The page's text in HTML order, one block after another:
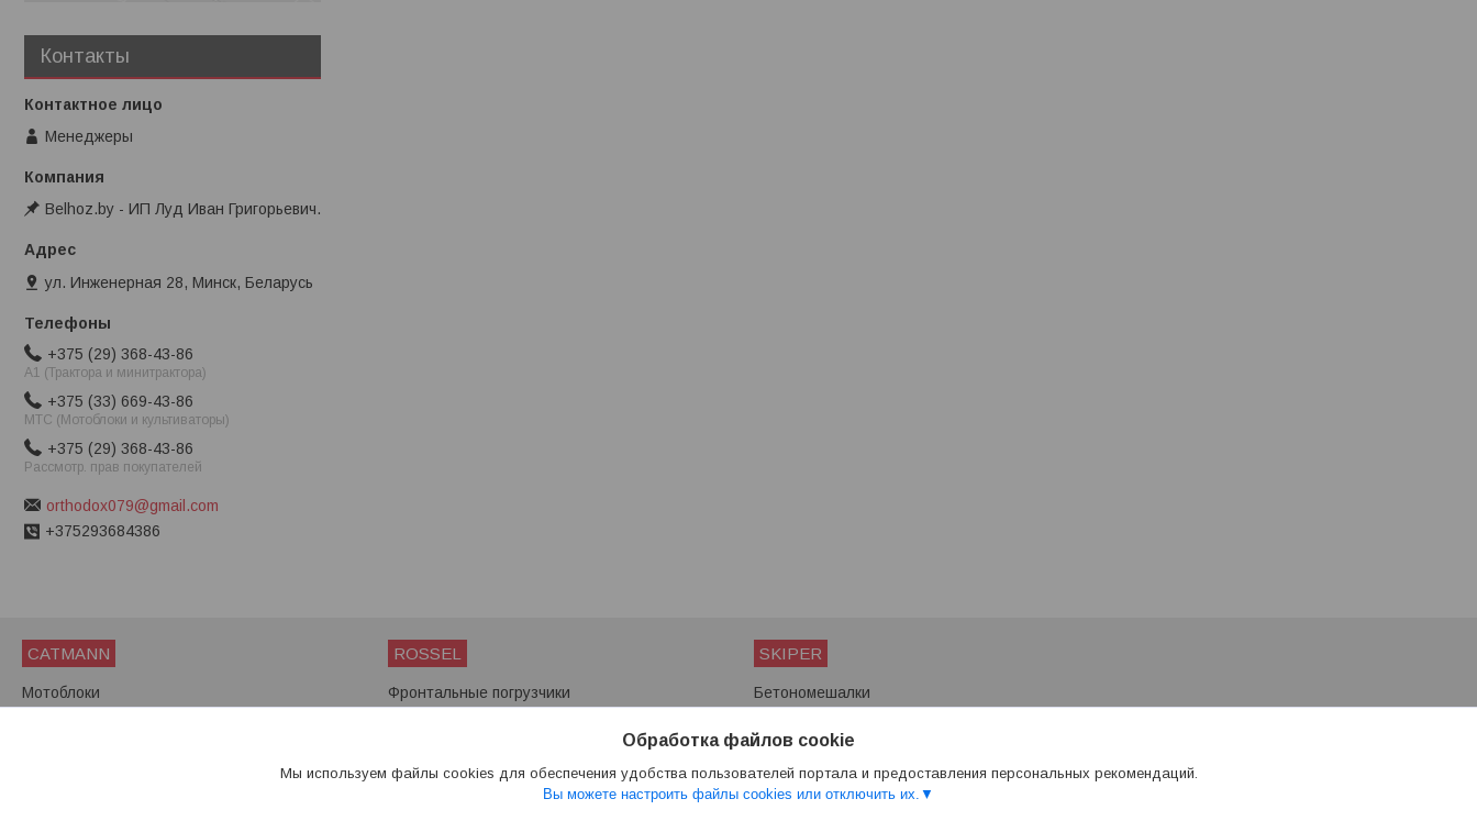
Контакты
Менеджеры
Belhoz.by - ИП Луд Иван Григорьевич.
ул. Инженерная 28, Минск, Беларусь
+375 (29) 368-43-86
A1 (Трактора и минитрактора)
+375 (33) 669-43-86
МТС (Мотоблоки и культиваторы)
+375 (29) 368-43-86
Рассмотр. прав покупателей
orthodox079@gmail.com
+375293684386
CATMANN
Мотоблоки
ROSSEL
Фронтальные погрузчики
SKIPER
Бетономешалки
Снегоуборщики
Обработка файлов cookie
Мы используем файлы cookies для обеспечения удобства пользователей портала и предоставления персональных рекомендаций.
Вы можете настроить файлы cookies или отключить их.